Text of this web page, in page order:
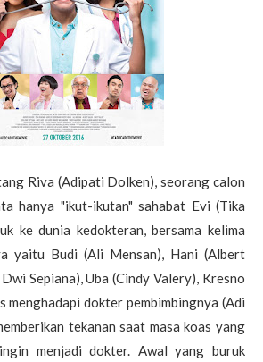
Riva (Adipati Dolken), seorang calon
hanya "ikut-ikutan" sahabat Evi (Tika
ke dunia kedokteran, bersama kelima
yaitu Budi (Ali Mensan), Hani (Albert
Sepiana), Uba (Cindy Valery), Kresno
menghadapi dokter pembimbingnya (Adi
tekanan saat masa koas yang
menjadi dokter. Awal yang buruk